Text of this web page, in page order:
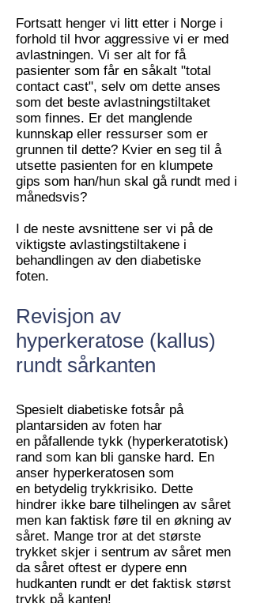
Fortsatt henger vi litt etter i Norge i
forhold til hvor aggressive vi er med
avlastningen. Vi ser alt for få
pasienter som får en såkalt "total
contact cast", selv om dette anses
som det beste avlastningstiltaket
som finnes. Er det manglende
kunnskap eller ressurser som er
grunnen til dette? Kvier en seg til å
utsette pasienten for en klumpete
gips som han/hun skal gå rundt med i
månedsvis?
I de neste avsnittene ser vi på de
viktigste avlastingstiltakene i
behandlingen av den diabetiske
foten.
Revisjon av
hyperkeratose (kallus)
rundt sårkanten
Spesielt diabetiske fotsår på
plantarsiden av foten har
en påfallende tykk (hyperkeratotisk)
rand som kan bli ganske hard. En
anser hyperkeratosen som
en betydelig trykkrisiko. Dette
hindrer ikke bare tilhelingen av såret
men kan faktisk føre til en økning av
såret. Mange tror at det største
trykket skjer i sentrum av såret men
da såret oftest er dypere enn
hudkanten rundt er det faktisk størst
trykk på kanten!